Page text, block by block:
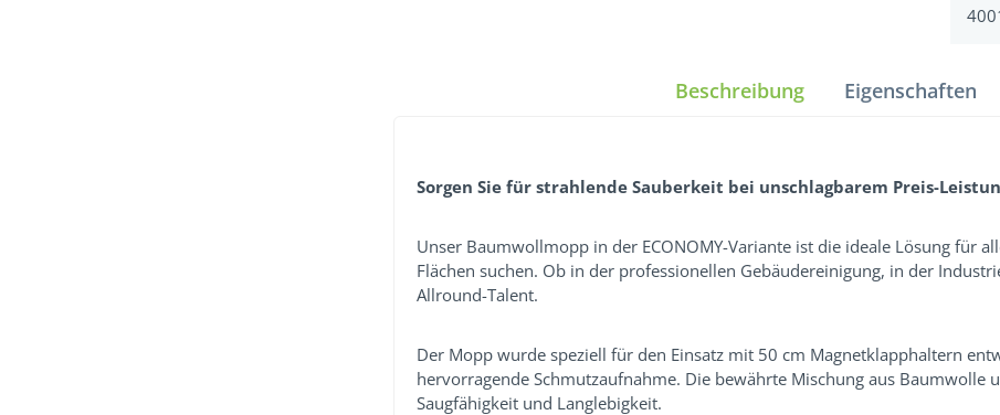
Beschreibung Eigenschaften
Sorgen Sie für strahlende Sauberkeit bei unschlagbarem Preis-
Unser Baumwollmopp in der ECONOMY-Variante ist die ideale Lösung für
Flächen suchen. Ob in der professionellen Gebäudereinigung, in der
Allround-Talent.
Der Mopp wurde speziell für den Einsatz mit 50 cm Magnetklapphaltern
hervorragende Schmutzaufnahme. Die bewährte Mischung aus Baumwolle
Saugfähigkeit und Langlebigkeit.